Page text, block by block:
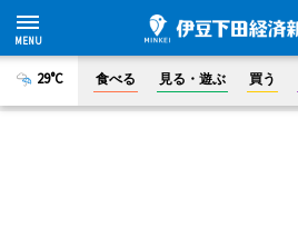
29°C 食べる 見る・遊ぶ 買う